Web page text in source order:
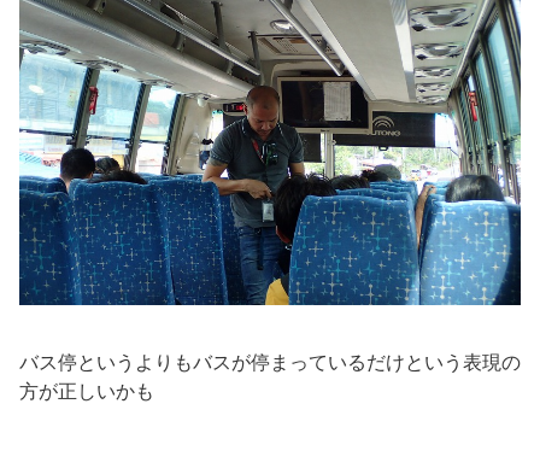
バス停というよりもバスが停まっているだけという表現の
方が正しいかも